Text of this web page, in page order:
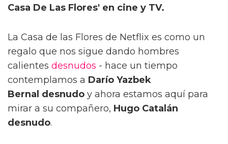
Casa De Las Flores' en cine y TV.
La Casa de las Flores de Netflix es como un
regalo que nos sigue dando hombres
calientes desnudos - hace un tiempo
contemplamos a Darío Yazbek
Bernal desnudo y ahora estamos aquí para
mirar a su compañero, Hugo Catalán
desnudo.